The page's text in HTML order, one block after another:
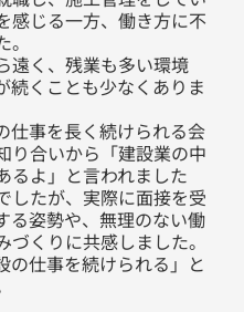
感じる一方、働き方に不
遠く、残業も多い環境
続くことも少なくありま
仕事を長く続けられる会
り合いから「建設業の中
るよ」と言われました
たが、実際に面接を受
る姿勢や、無理のない働
くりに共感しました。
の仕事を続けられる」と